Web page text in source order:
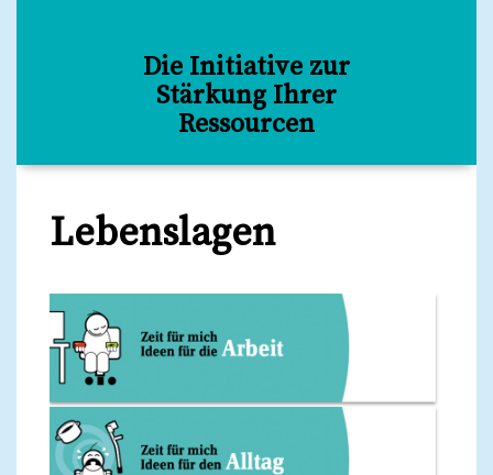
Die Initiative zur
Stärkung Ihrer
Ressourcen
Lebenslagen